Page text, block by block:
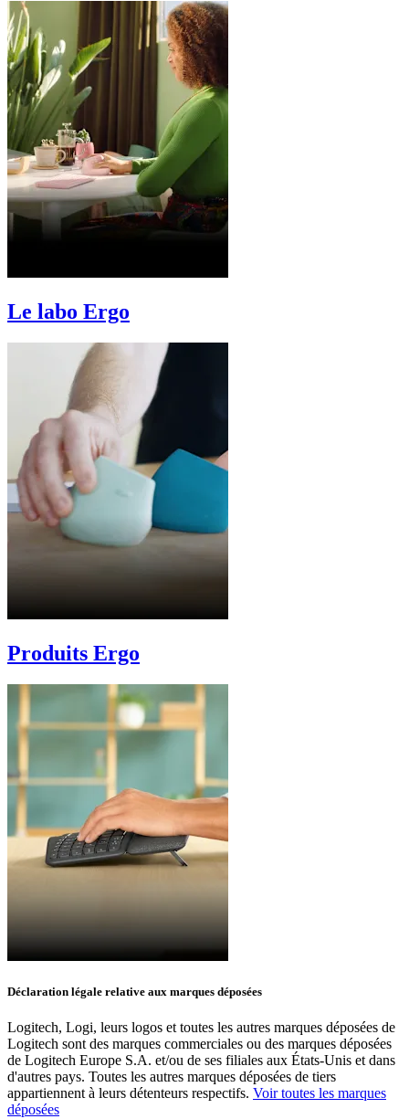
Le labo Ergo
Produits Ergo
Déclaration légale relative aux marques déposées
Logitech, Logi, leurs logos et toutes les autres marques déposées de
Logitech sont des marques commerciales ou des marques déposées
de Logitech Europe S.A. et/ou de ses filiales aux États-Unis et dans
d'autres pays. Toutes les autres marques déposées de tiers
appartiennent à leurs détenteurs respectifs. Voir toutes les marques
déposées